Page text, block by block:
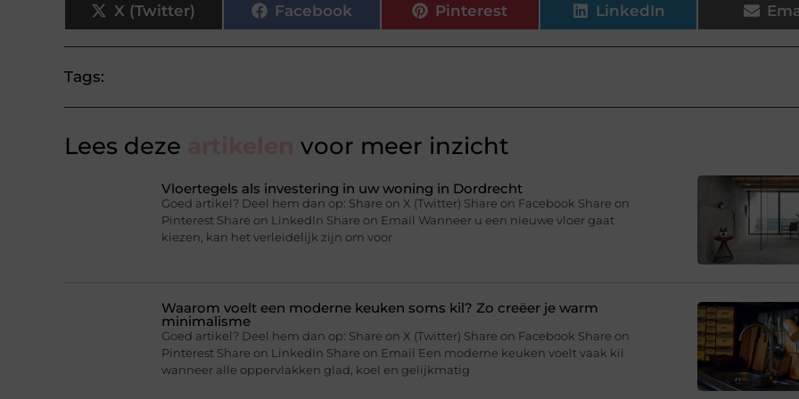
X (Twitter) Facebook Pinterest LinkedIn
Tags:
Lees deze voor meer inzicht
Vloertegels als investering in uw woning in Dordrecht
Goed artikel? Deel hem dan op: Share on X (Twitter) Share on Facebook Share on
Pinterest Share on LinkedIn Share on Email Wanneer u een nieuwe vloer gaat
kiezen, kan het verleidelijk zijn om voor
Waarom voelt een moderne keuken soms kil? Zo creëer je warm
minimalisme
Goed artikel? Deel hem dan op: Share on X (Twitter) Share on Facebook Share on
Pinterest Share on LinkedIn Share on Email Een moderne keuken voelt vaak kil
wanneer alle oppervlakken glad, koel en gelijkmatig